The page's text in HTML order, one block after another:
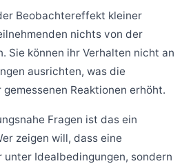
Beobachtereffekt kleiner
nichts von der
Sie können ihr Verhalten nicht an
ausrichten, was die
Reaktionen erhöht.
Fragen ist das ein
zeigen will, dass eine
unter Idealbedingungen, sondern